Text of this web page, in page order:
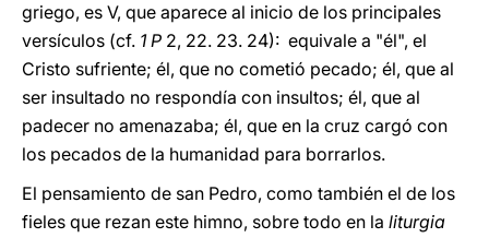
griego, es V, que aparece al inicio de los principales
versículos (cf. 1 P 2, 22. 23. 24): equivale a "él", el
Cristo sufriente; él, que no cometió pecado; él, que al
ser insultado no respondía con insultos; él, que al
padecer no amenazaba; él, que en la cruz cargó con
los pecados de la humanidad para borrarlos.
El pensamiento de san Pedro, como también el de los
fieles que rezan este himno, sobre todo en la liturgia